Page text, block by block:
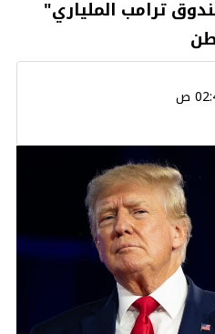
ترامب الملياري"